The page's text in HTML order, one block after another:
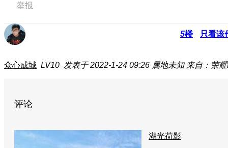
举报
5楼 只看该
众心成城 LV10 发表于 2022-1-24 09:26 属地未知 来自：荣
评论
湖光荷影